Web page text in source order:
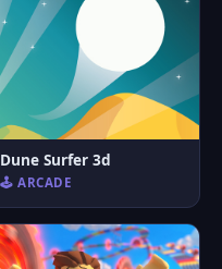
Dune Surfer 3d
🕹️ ARCADE